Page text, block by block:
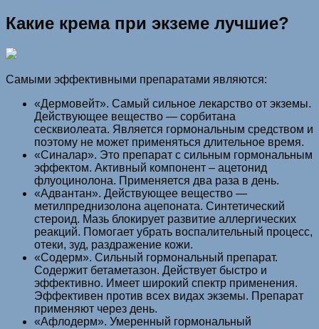
Какие крема при экземе лучшие?
Самыми эффективными препаратами являются:
«Дермовейт». Самый сильное лекарство от экземы.
Действующее вещество — сорбитана
сесквиолеата. Является гормональным средством и
поэтому не может применяться длительное время.
«Синалар». Это препарат с сильным гормональным
эффектом. Активный компонент – ацетонид
флуоцинолона. Применяется два раза в день.
«Адвантан». Действующее вещество —
метилпреднизолона ацепоната. Синтетический
стероид. Мазь блокирует развитие аллергических
реакций. Помогает убрать воспалительный процесс,
отеки, зуд, раздражение кожи.
«Содерм». Сильный гормональный препарат.
Содержит бетаметазон. Действует быстро и
эффективно. Имеет широкий спектр применения.
Эффективен против всех видах экземы. Препарат
применяют через день.
«Афлодерм». Умеренный гормональный